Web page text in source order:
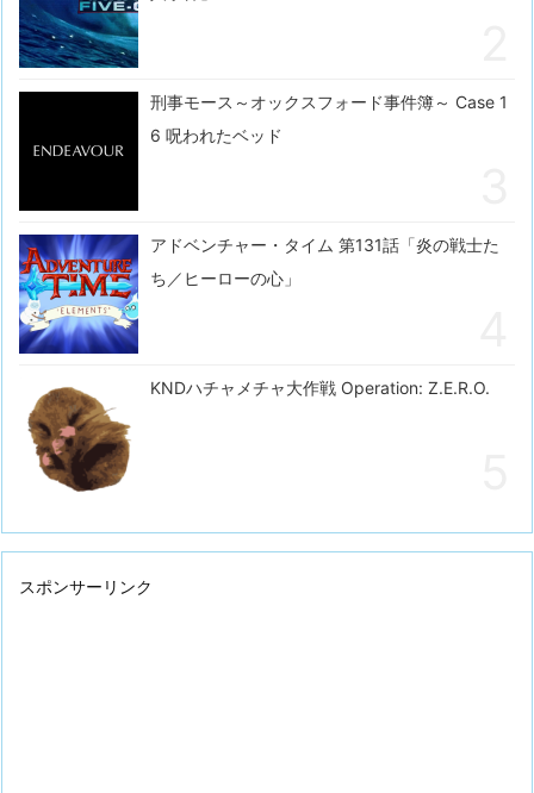
刑事モース～オックスフォード事件簿～ Case 1
6 呪われたベッド
アドベンチャー・タイム 第131話「炎の戦士た
ち／ヒーローの心」
KNDハチャメチャ大作戦 Operation: Z.E.R.O.
スポンサーリンク